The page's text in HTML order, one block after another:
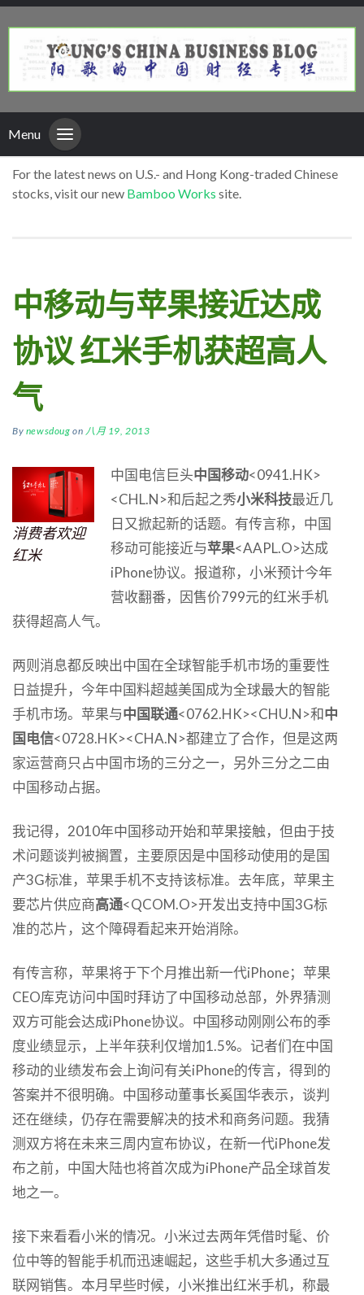
Menu
For the latest news on U.S.- and Hong Kong-traded Chinese
stocks, visit our new Bamboo Works site.
中移动与苹果接近达成
协议 红米手机获超高人
气
By newsdoug on 八月 19, 2013
消费者欢迎
红米
中国电信巨头中国移动<0941.HK>
<CHL.N>和后起之秀小米科技最近几
日又掀起新的话题。有传言称，中国
移动可能接近与苹果<AAPL.O>达成
iPhone协议。报道称，小米预计今年
营收翻番，因售价799元的红米手机
获得超高人气。
两则消息都反映出中国在全球智能手机市场的重要性
日益提升，今年中国料超越美国成为全球最大的智能
手机市场。苹果与中国联通<0762.HK><CHU.N>和中
国电信<0728.HK><CHA.N>都建立了合作，但是这两
家运营商只占中国市场的三分之一，另外三分之二由
中国移动占据。
我记得，2010年中国移动开始和苹果接触，但由于技
术问题谈判被搁置，主要原因是中国移动使用的是国
产3G标准，苹果手机不支持该标准。去年底，苹果主
要芯片供应商高通<QCOM.O>开发出支持中国3G标
准的芯片，这个障碍看起来开始消除。
有传言称，苹果将于下个月推出新一代iPhone；苹果
CEO库克访问中国时拜访了中国移动总部，外界猜测
双方可能会达成iPhone协议。中国移动刚刚公布的季
度业绩显示，上半年获利仅增加1.5%。记者们在中国
移动的业绩发布会上询问有关iPhone的传言，得到的
答案并不很明确。中国移动董事长奚国华表示，谈判
还在继续，仍存在需要解决的技术和商务问题。我猜
测双方将在未来三周内宣布协议，在新一代iPhone发
布之前，中国大陆也将首次成为iPhone产品全球首发
地之一。
接下来看看小米的情况。小米过去两年凭借时髦、价
位中等的智能手机而迅速崛起，这些手机大多通过互
联网销售。本月早些时候，小米推出红米手机，称最